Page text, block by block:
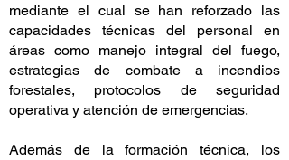
mediante el cual se han reforzado las
capacidades técnicas del personal en
áreas como manejo integral del fuego,
estrategias de combate a incendios
forestales, protocolos de seguridad
operativa y atención de emergencias.
Además de la formación técnica, los